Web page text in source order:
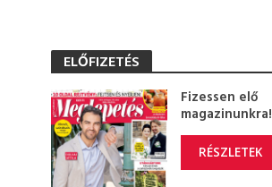
ELŐFIZETÉS
Fizessen elő
magazinunkra!
RÉSZLETEK